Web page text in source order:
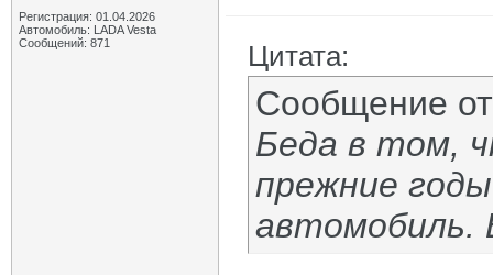
Регистрация: 01.04.2026
Автомобиль: LADA Vesta
Сообщений: 871
Цитата:
Сообщение
Беда в том,
прежние
автомобиль.